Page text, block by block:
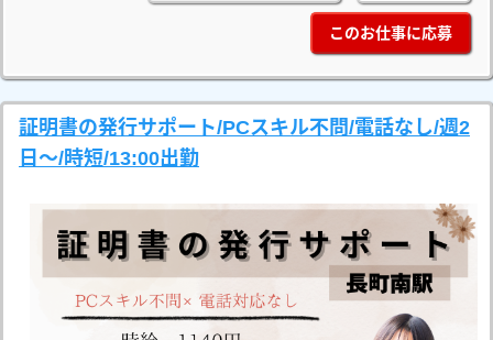
このお仕事に応募
証明書の発行サポート/PCスキル不問/電話なし/週2
日～/時短/13:00出勤